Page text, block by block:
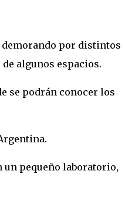
por distintos
algunos espacios.
se podrán conocer los
pequeño laboratorio,